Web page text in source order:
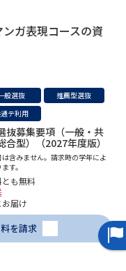
教員資格認定試験
大学検索
グローバルに強い大学特
ガ表現コースの資
般選抜
推薦型選抜
テ利用
抜募集要項（一般・共
型）（2027年度版）
含みません。請求時の学年によ
す。
も無料
届け
を請求